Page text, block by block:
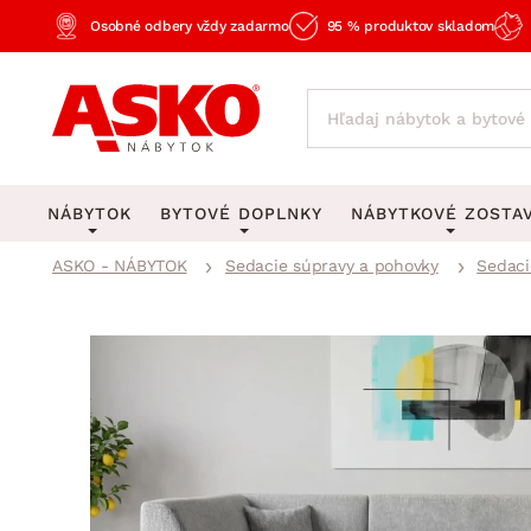
Osobné odbery vždy zadarmo 95 % produktov skladom
NÁBYTOK
Pracovňa a kancelária
BYTOVÉ DOPLNKY
Kúpeľňové predložky
Zobrazit vše
Stropné osvetlenie
Lustre a závesné
Stojacie lampy
NÁBYTKOVÉ
Spálňové
Kancelárske
Kuchynské
Detské
ASKO - NÁBYTOK Sedacie súpravy a pohovky